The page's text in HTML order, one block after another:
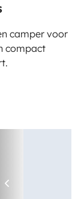
camper voor
compact